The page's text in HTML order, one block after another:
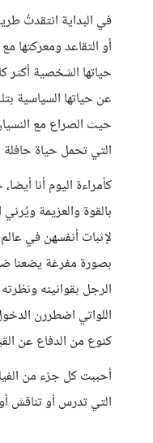
في البداية انتقدتُ
أو التقاعد ومعركتها
حياتها الشخصية أكثر
عن حياتها السياسية
حيث الصراع مع
التي تحمل حياة
كأمراءة اليوم أنا
بالقوة والعزيمة
لإثبات أنفسهن في
بصورة مفرغة يضعنا
الرجل بقوانينه
اللواتي اضطررن
كنوع من الدفاع عن
أحببت كل جزء من
التي تدرس أو تناقش